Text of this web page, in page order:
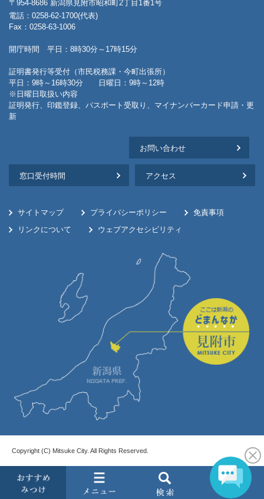
〒954-8686 新潟県見附市昭和町2丁目1番1号
電話：0258-62-1700(代表)
Fax：0258-63-1006
開庁時間 平日：8時30分～17時15分
証明書発行等受付（市民税務課・今町出張所）
平日：9時～16時30分 日曜日：9時～12時
※日曜日取扱い内容
証明発行、印鑑登録、パスポート受取り、マイナンバーカード申請・更
新
お問い合わせ
窓口受付時間 アクセス
サイトマップ プライバシーポリシー
免責事項
リンクについて
ウェブアクセシビリティ
Copyright (C) Mitsuke City. All Rights Reserved.